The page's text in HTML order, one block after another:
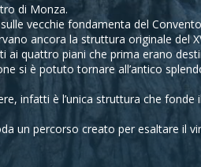
di Monza.
vecchie fondamenta del
ancora la struttura originale del
quattro piani che prima erano
si è potuto tornare all’antico
infatti è l’unica struttura che fonde
un percorso creato per esaltare il